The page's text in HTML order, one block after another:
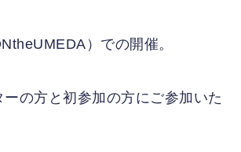
）での開催。
の方と初参加の方にご参加いた